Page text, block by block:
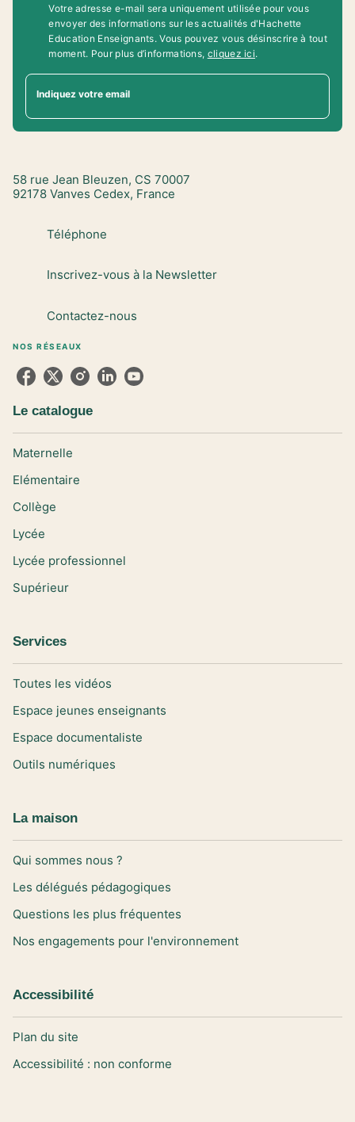
Votre adresse e-mail sera uniquement utilisée pour vous
envoyer des informations sur les actualités d'Hachette
Education Enseignants. Vous pouvez vous désinscrire à tout
moment. Pour plus d’informations, cliquez ici.
Indiquez votre email
58 rue Jean Bleuzen, CS 70007
92178 Vanves Cedex, France
Téléphone
Inscrivez-vous à la Newsletter
Contactez-nous
NOS RÉSEAUX
Le catalogue
Maternelle
Elémentaire
Collège
Lycée
Lycée professionnel
Supérieur
Services
Toutes les vidéos
Espace jeunes enseignants
Espace documentaliste
Outils numériques
La maison
Qui sommes nous ?
Les délégués pédagogiques
Questions les plus fréquentes
Nos engagements pour l'environnement
Accessibilité
Plan du site
Accessibilité : non conforme